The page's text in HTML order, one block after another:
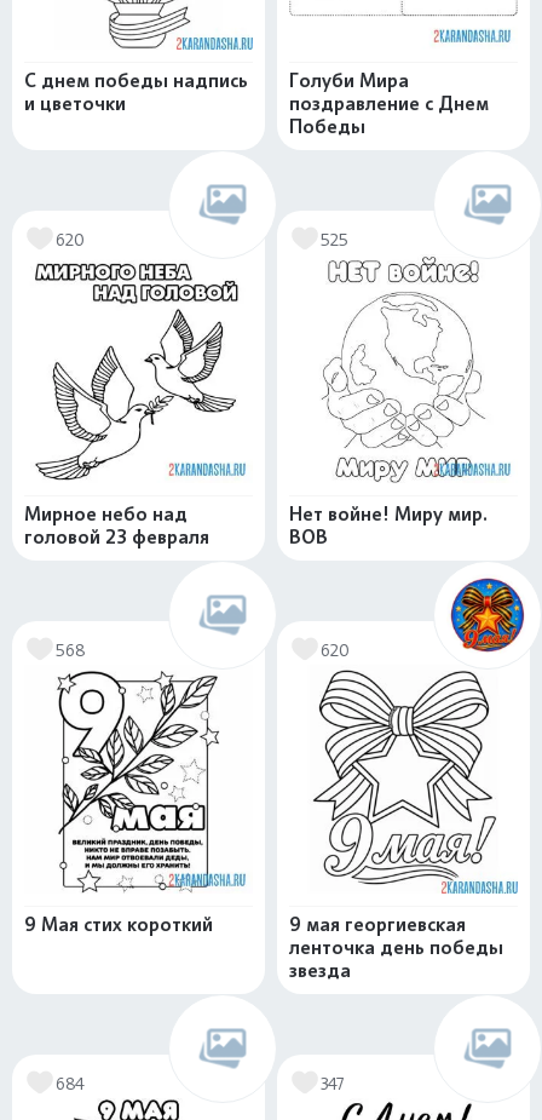
С днем победы надпись
и цветочки
Голуби Мира
поздравление с Днем
Победы
620
Мирное небо над
головой 23 февраля
525
Нет войне! Миру мир.
ВОВ
568
9 Мая стих короткий
620
9 мая георгиевская
ленточка день победы
звезда
684 347